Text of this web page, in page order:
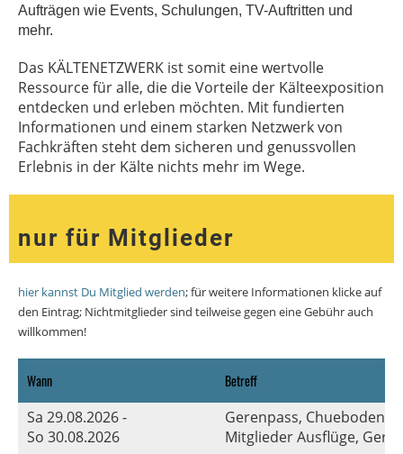
Aufträgen wie Events, Schulungen, TV-Auftritten und
mehr.
Das KÄLTENETZWERK ist somit eine wertvolle
Ressource für alle, die die Vorteile der Kälteexposition
entdecken und erleben möchten. Mit fundierten
Informationen und einem starken Netzwerk von
Fachkräften steht dem sicheren und genussvollen
Erlebnis in der Kälte nichts mehr im Wege.
nur für Mitglieder
hier kannst Du Mitglied werden; für weitere Informationen klicke auf
den Eintrag; Nichtmitglieder sind teilweise gegen eine Gebühr auch
willkommen!
Wann Betreff
Sa 29.08.2026 -
So 30.08.2026
Gerenpass,
Mitglieder Ausflüge,